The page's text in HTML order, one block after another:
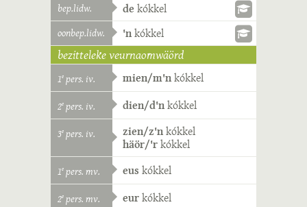
bep.lidw. de kókkel
oonbep.lidw. 'nkókkel
bezitteleke veurnaomwäörd
1e pers. iv. mien/m'nkókkel
2e pers. iv. dien/d'nkókkel
3e pers. iv. zien/z'nkókkel
häör/'rkókkel
1e pers. mv. eus kókkel
2e pers. mv. eurkókkel